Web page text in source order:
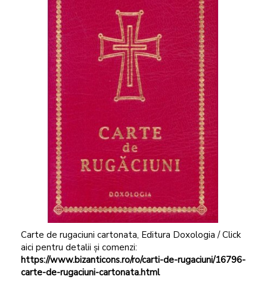
Carte de rugaciuni cartonata, Editura Doxologia / Click
aici pentru detalii și comenzi:
https://www.bizanticons.ro/ro/carti-de-rugaciuni/16796-
carte-de-rugaciuni-cartonata.html